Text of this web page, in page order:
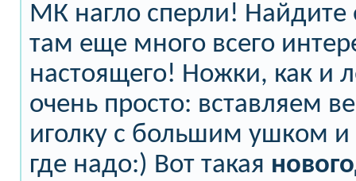
МК нагло сперли! Найдите
там еще много всего
настоящего! Ножки, как и
очень просто: вставляем
иголку с большим ушком
где надо:) Вот такая